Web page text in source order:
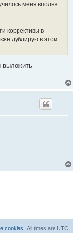
меня вполне
коррективы в
дублирую в этом
выложить
All times are UTC
cookies